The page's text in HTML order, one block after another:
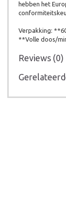
hebben het
Verpakking:
**Volle doos/
Reviews (0)